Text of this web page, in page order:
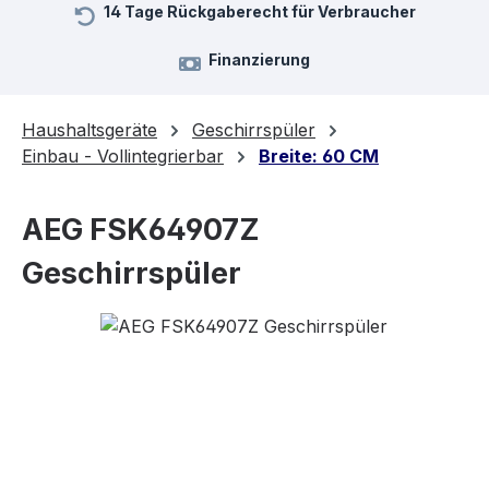
14 Tage Rückgaberecht für Verbraucher
Finanzierung
Haushaltsgeräte
Geschirrspüler
Einbau - Vollintegrierbar
Breite: 60 CM
AEG FSK64907Z
Geschirrspüler
Bildergalerie überspringen